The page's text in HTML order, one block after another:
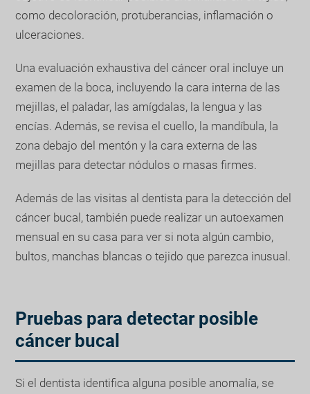
como decoloración, protuberancias, inflamación o
ulceraciones.
Una evaluación exhaustiva del cáncer oral incluye un
examen de la boca, incluyendo la cara interna de las
mejillas, el paladar, las amígdalas, la lengua y las
encías. Además, se revisa el cuello, la mandíbula, la
zona debajo del mentón y la cara externa de las
mejillas para detectar nódulos o masas firmes.
Además de las visitas al dentista para la detección del
cáncer bucal, también puede realizar un autoexamen
mensual en su casa para ver si nota algún cambio,
bultos, manchas blancas o tejido que parezca inusual.
Pruebas para detectar posible
cáncer bucal
Si el dentista identifica alguna posible anomalía, se